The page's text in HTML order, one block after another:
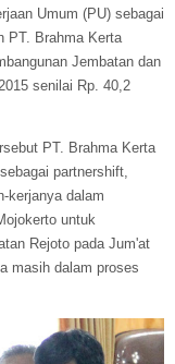
Umum (PU) sebagai
PT. Brahma Kerta
Jembatan dan
senilai Rp. 40,2
PT. Brahma Kerta
partnershift,
kerjanya dalam
untuk
Rejoto pada Jum'at
masih dalam proses